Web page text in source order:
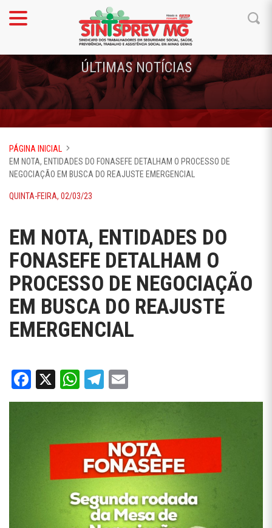
ÚLTIMAS NOTÍCIAS
PÁGINA INICIAL
EM NOTA, ENTIDADES DO FONASEFE DETALHAM O PROCESSO DE
NEGOCIAÇÃO EM BUSCA DO REAJUSTE EMERGENCIAL
QUINTA-FEIRA, 02/03/23
EM NOTA, ENTIDADES DO
FONASEFE DETALHAM O
PROCESSO DE NEGOCIAÇÃO
EM BUSCA DO REAJUSTE
EMERGENCIAL
Facebook
X WhatsApp
Telegram